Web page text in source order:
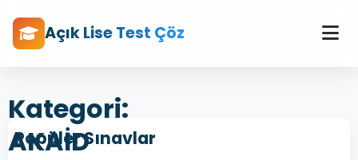
Açık Lise Test Çöz
Kategori:
AKAİD
Popüler Sınavlar